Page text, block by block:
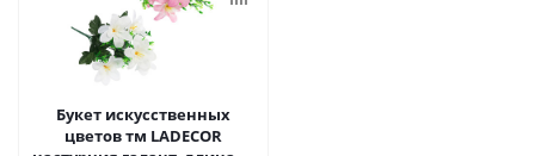
Букет искусственных
цветов тм LADECOR